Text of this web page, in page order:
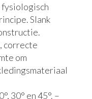
Slank
correcte
om
30° en 45°. –